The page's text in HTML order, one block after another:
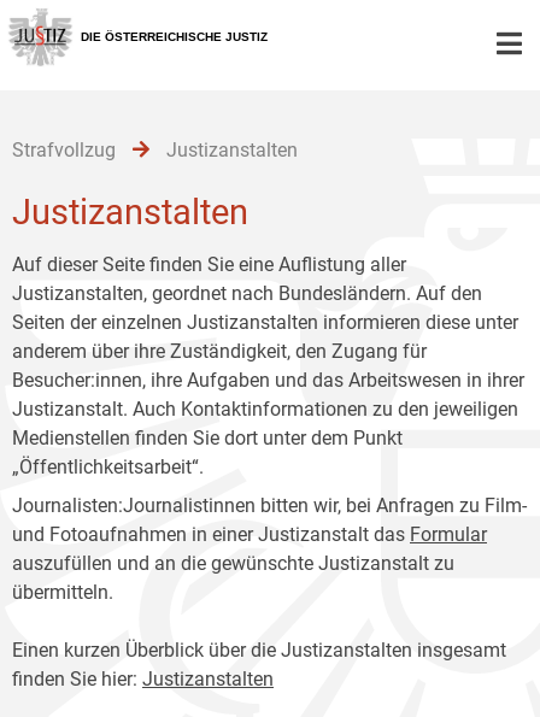
Zur
Hauptnavigation
[1]
Zum
Inhalt
[2]
Zum
Untermenü
[3]
DIE ÖSTERREICHISCHE JUSTIZ
Strafvollzug Justizanstalten
Justizanstalten
Auf dieser Seite finden Sie eine Auflistung aller
Justizanstalten, geordnet nach Bundesländern. Auf den
Seiten der einzelnen Justizanstalten informieren diese unter
anderem über ihre Zuständigkeit, den Zugang für
Besucher:innen, ihre Aufgaben und das Arbeitswesen in ihrer
Justizanstalt. Auch Kontaktinformationen zu den jeweiligen
Medienstellen finden Sie dort unter dem Punkt
„Öffentlichkeitsarbeit“.
Journalisten:Journalistinnen bitten wir, bei Anfragen zu Film-
und Fotoaufnahmen in einer Justizanstalt das Formular
auszufüllen und an die gewünschte Justizanstalt zu
übermitteln.
Einen kurzen Überblick über die Justizanstalten insgesamt
finden Sie hier: Justizanstalten